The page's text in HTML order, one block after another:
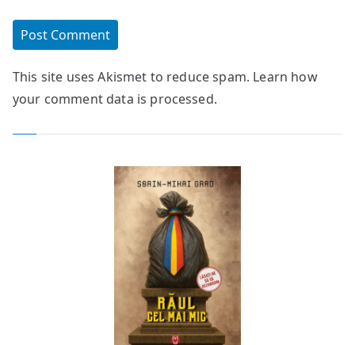
This site uses Akismet to reduce spam. Learn how
your comment data is processed.